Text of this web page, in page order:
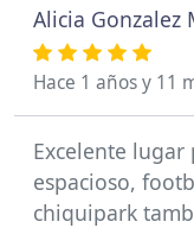
Alicia Gonzalez
Hace 1 años y 11
Excelente
espacioso,
chiquipark